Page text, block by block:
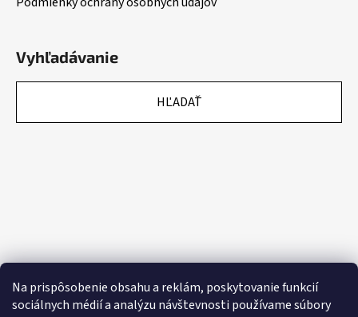
Na prispôsobenie obsahu a reklám, poskytovanie funkcií
sociálnych médií a analýzu návštevnosti používame súbory
Vyhľadávanie
HĽADAŤ